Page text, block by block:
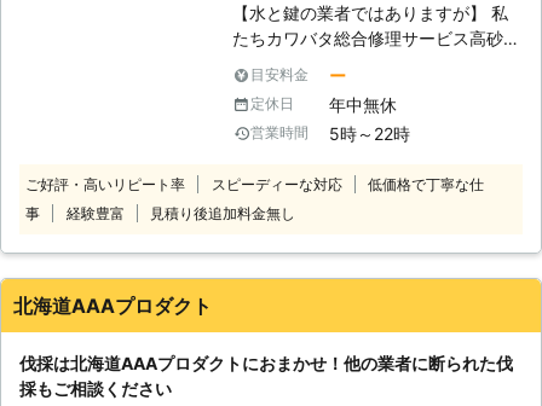
ます。近隣トラブルを防止するためと
思って、前向きに伐採を検討すること
も大事です。庭木の大きさ、太さにも
よりますが、伐採作業には時間がかか
ることもありますので、計画的にご検
討ください。
【水と鍵の業者ではありますが】 私
たちカワバタ総合修理サービス高砂店
はトイレの詰まりや鍵開けなどを取り
扱ってきました。しかし、これら以外
にもできることは多数あるのです。伐
採はその中の1つとして皆さまにご利
い庭木がありましたら、ぜひとも私た
ちに伐採をおまかせください。得意な
の方々の住宅に傷をつけないようにす
目安料金 ー
定休日 年中無休
営業時間 5時～22時
ご好評・高いリピート率 スピーディーな対応
低価格で丁寧な仕
事
経験豊富 見積り後追加料金無し
北海道AAAプロダクト
伐採は北海道AAAプロダクトにおまかせ！他の業者に断られた伐
採もご相談ください